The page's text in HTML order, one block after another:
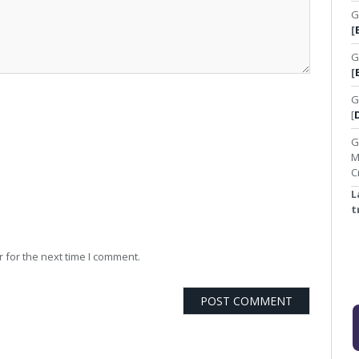
the next time I comment.
[
[
[